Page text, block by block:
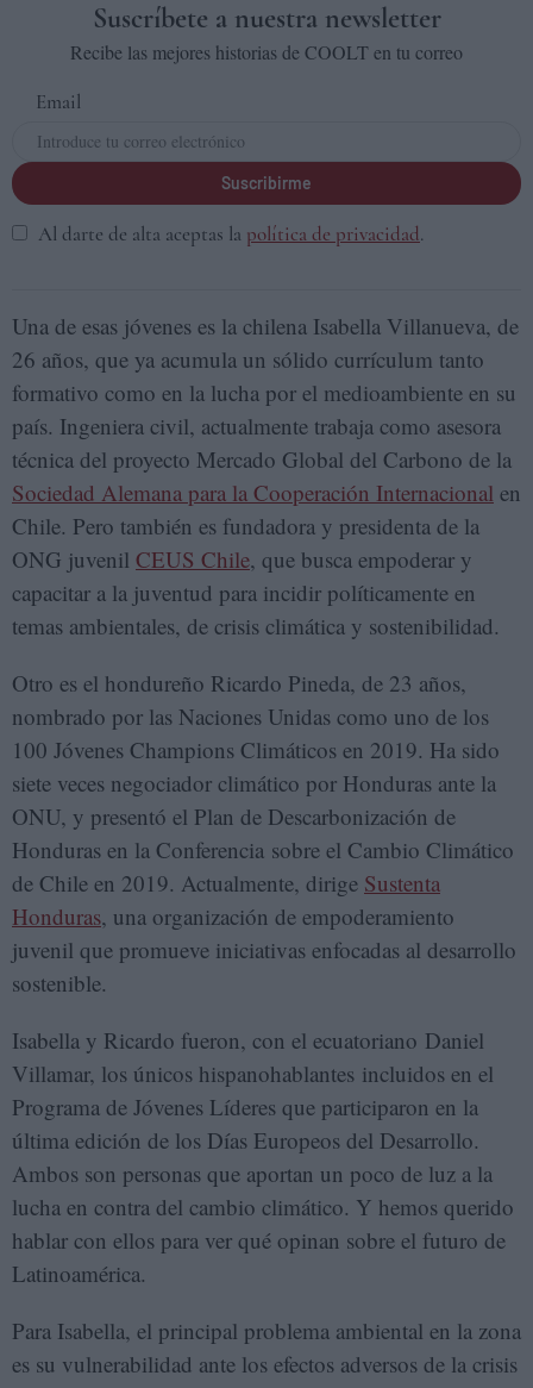
Suscríbete a nuestra newsletter
Recibe las mejores historias de COOLT en tu correo
Email
Suscribirme
Al darte de alta aceptas la política de privacidad.
Una de esas jóvenes es la chilena Isabella Villanueva, de
26 años, que ya acumula un sólido currículum tanto
formativo como en la lucha por el medioambiente en su
país. Ingeniera civil, actualmente trabaja como asesora
técnica del proyecto Mercado Global del Carbono de la
Sociedad Alemana para la Cooperación Internacional en
Chile. Pero también es fundadora y presidenta de la
ONG juvenil CEUS Chile, que busca empoderar y
capacitar a la juventud para incidir políticamente en
temas ambientales, de crisis climática y sostenibilidad.
Otro es el hondureño Ricardo Pineda, de 23 años,
nombrado por las Naciones Unidas como uno de los
100 Jóvenes Champions Climáticos en 2019. Ha sido
siete veces negociador climático por Honduras ante la
ONU, y presentó el Plan de Descarbonización de
Honduras en la Conferencia sobre el Cambio Climático
de Chile en 2019. Actualmente, dirige Sustenta
Honduras, una organización de empoderamiento
juvenil que promueve iniciativas enfocadas al desarrollo
sostenible.
Isabella y Ricardo fueron, con el ecuatoriano Daniel
Villamar, los únicos hispanohablantes incluidos en el
Programa de Jóvenes Líderes que participaron en la
última edición de los Días Europeos del Desarrollo.
Ambos son personas que aportan un poco de luz a la
lucha en contra del cambio climático. Y hemos querido
hablar con ellos para ver qué opinan sobre el futuro de
Latinoamérica.
Para Isabella, el principal problema ambiental en la zona
es su vulnerabilidad ante los efectos adversos de la crisis